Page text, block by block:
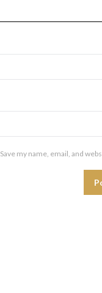
Save my name, email, and